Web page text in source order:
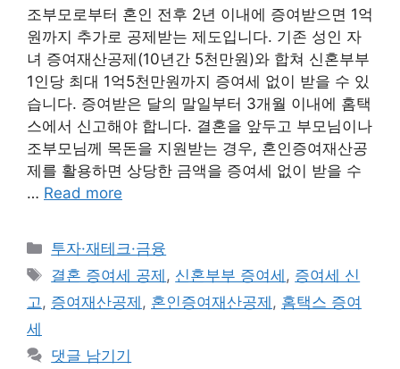
조부모로부터 혼인 전후 2년 이내에 증여받으면 1억
원까지 추가로 공제받는 제도입니다. 기존 성인 자
녀 증여재산공제(10년간 5천만원)와 합쳐 신혼부부
1인당 최대 1억5천만원까지 증여세 없이 받을 수 있
습니다. 증여받은 달의 말일부터 3개월 이내에 홈택
스에서 신고해야 합니다. 결혼을 앞두고 부모님이나
조부모님께 목돈을 지원받는 경우, 혼인증여재산공
제를 활용하면 상당한 금액을 증여세 없이 받을 수
… Read more
카
테
리
투자·재테크·금융
태
그
결혼 증여세 공제 , 신혼부부 증여세 , 증여세 신
고 , 증여재산공제 , 혼인증여재산공제 , 홈택스 증여
세
댓글 남기기